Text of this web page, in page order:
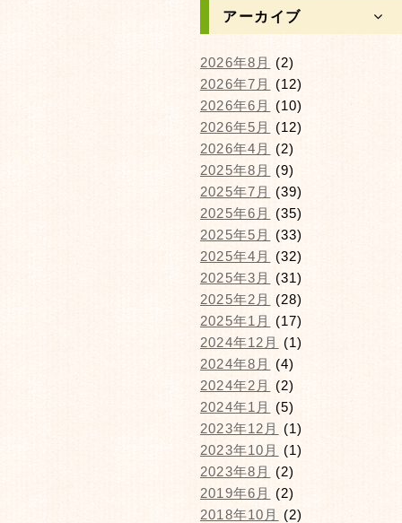
アーカイブ
2026年8月
(2)
2026年7月
(12)
2026年6月
(10)
2026年5月
(12)
2026年4月
(2)
2025年8月
(9)
2025年7月
(39)
2025年6月
(35)
2025年5月
(33)
2025年4月
(32)
2025年3月
(31)
2025年2月
(28)
2025年1月
(17)
2024年12月
(1)
2024年8月
(4)
2024年2月
(2)
2024年1月
(5)
2023年12月
(1)
2023年10月
(1)
2023年8月
(2)
2019年6月
(2)
2018年10月
(2)